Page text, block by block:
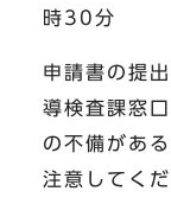
時30分
申請書の提
導検査課窓
の不備があ
注意してくだ